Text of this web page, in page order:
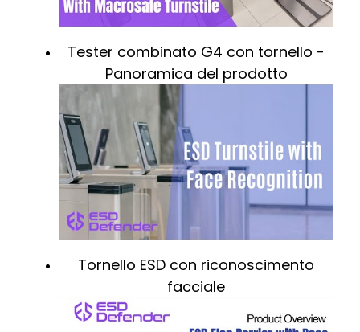
Tester combinato G4 con tornello -
Panoramica del prodotto
Tornello ESD con riconoscimento
facciale